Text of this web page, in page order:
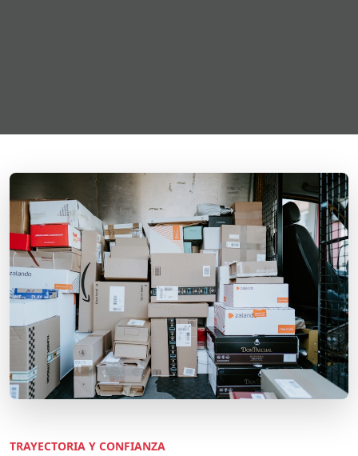
TRAYECTORIA Y CONFIANZA